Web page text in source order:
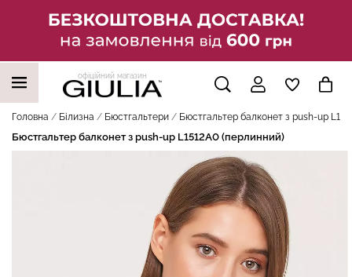
офіційний магазин
Головна Білизна Бюстгальтери Бюстгальтер балконет з push-up
Бюстгальтер балконет з push-up L1512A0 (перлинний)
НАШІ ТРЕНДОВІ ТОВАРИ